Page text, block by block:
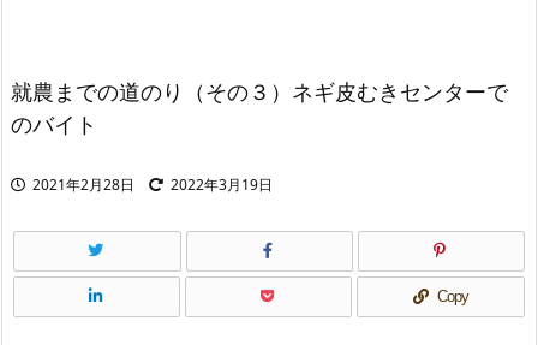
就農までの道のり（その３）ネギ皮むきセンターで
のバイト
2021年2月28日 2022年3月19日
Copy